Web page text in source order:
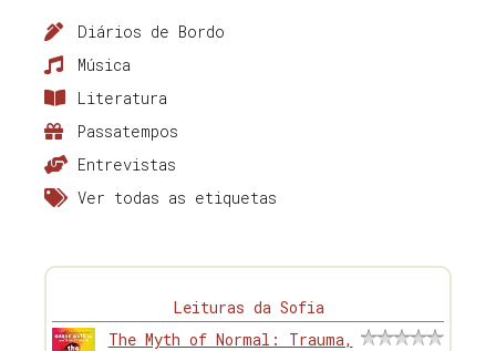
Diários de Bordo
Música
Literatura
Passatempos
Entrevistas
Ver todas as etiquetas
Leituras da Sofia
The Myth of Normal: Trauma,